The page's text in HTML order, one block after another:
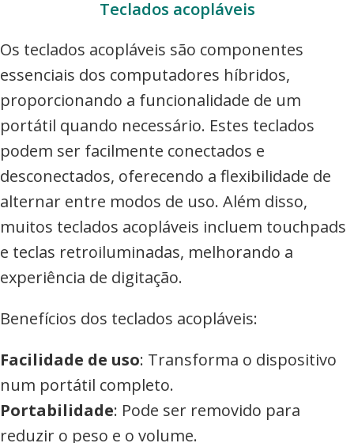
Teclados acopláveis
Os teclados acopláveis são componentes
essenciais dos computadores híbridos,
proporcionando a funcionalidade de um
portátil quando necessário. Estes teclados
podem ser facilmente conectados e
desconectados, oferecendo a flexibilidade de
alternar entre modos de uso. Além disso,
muitos teclados acopláveis incluem touchpads
e teclas retroiluminadas, melhorando a
experiência de digitação.
Benefícios dos teclados acopláveis:
Facilidade de uso: Transforma o dispositivo
num portátil completo.
Portabilidade: Pode ser removido para
reduzir o peso e o volume.